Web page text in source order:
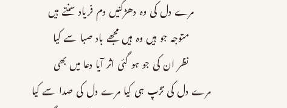
مرے دل کی وہ دھڑکنیں دم فریاد سنتے ہیں
متوجہ جو ہیں وہ ہیں مجھے باد صبا سے کیا
نظر ان کی جو ہو گئی اثر آیا دعا میں بھی
مرے دل کی تڑپ ہی کیا مرے دل کی صدا سے کیا